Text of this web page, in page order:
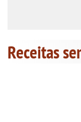
Receitas